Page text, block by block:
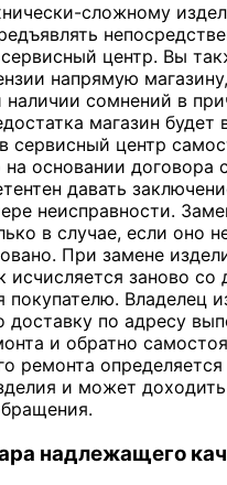
сложному
центр. Вы
напрямую
наличии сомнений в
магазин будет
сервисный центр
основании договора с
давать
неисправности.
в случае, если оно
При замене
исчисляется заново со
покупателю. Владелец
доставку по адресу
и обратно
ремонта
и может
надлежащего